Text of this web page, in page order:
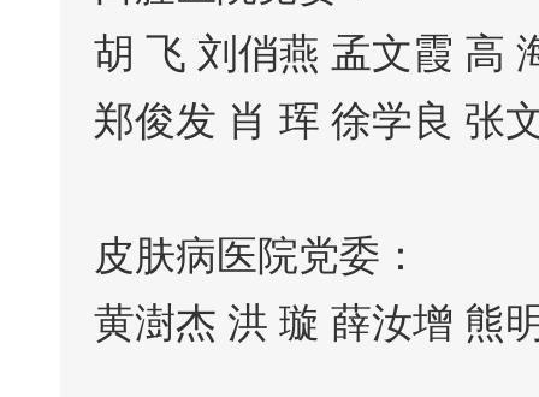
胡 飞 刘俏燕 孟文霞 高
郑俊发 肖 珲 徐学良 张
皮肤病医院党委：
黄澍杰 洪 璇 薛汝增 熊